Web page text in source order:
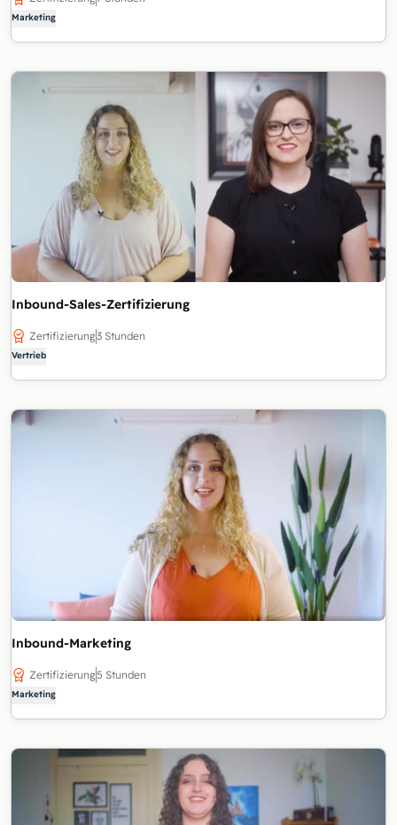
Marketing
Inbound-Sales-Zertifizierung
Zertifizierung3 Stunden
Vertrieb
Inbound-Marketing
Zertifizierung5 Stunden
Marketing